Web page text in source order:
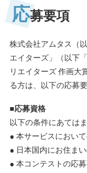
応募要項
株式会社アムタス（
エイターズ」（以下
リエイターズ 作画大
る方は、以下の応募
■応募資格
以下の条件にあては
● 本サービスにおい
● 日本国内にお住ま
● 本コンテストの応